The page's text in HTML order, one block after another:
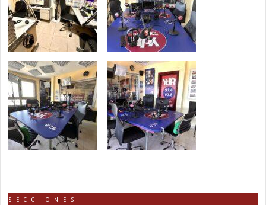
SECCIONES